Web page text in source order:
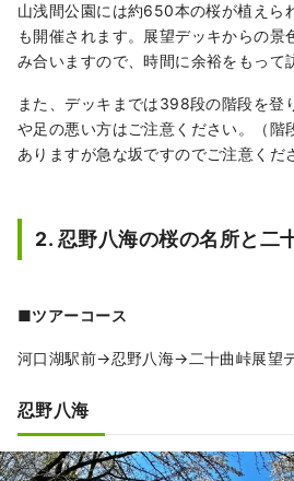
山浅間公園には約650本の桜が植えら
も開催されます。展望デッキからの景
み合いますので、時間に余裕をもって
また、デッキまでは398段の階段を登
や足の悪い方はご注意ください。（階
ありますが急な坂ですのでご注意くだ
2. 忍野八海の桜の名所と二
■ツアーコース
河口湖駅前→忍野八海→二十曲峠展望
忍野八海